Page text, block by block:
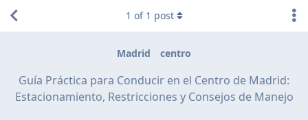
Madrid centro
Guía Práctica para Conducir en el Centro de Madrid:
Estacionamiento, Restricciones y Consejos de Manejo
1 of 1 post